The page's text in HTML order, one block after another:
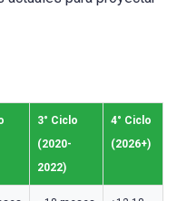
3° Ciclo
(2020-
2022)
4° Ciclo
(2026+)